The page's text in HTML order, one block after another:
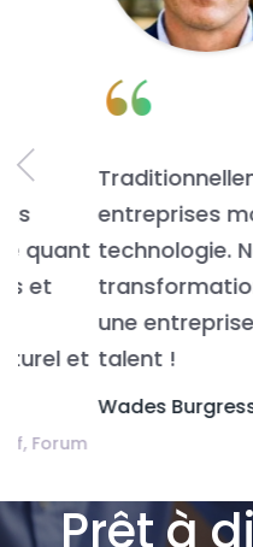
“
Traditionnellement,
entreprises
technologie. Nous
transformation.
une entreprise
talent !
Wades Burgress -VP
Prêt à